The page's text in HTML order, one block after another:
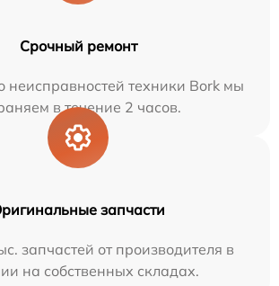
Срочный ремонт
неисправностей техники Bork мы
в течение 2 часов.
запчасти
запчастей от производителя в
на собственных складах.